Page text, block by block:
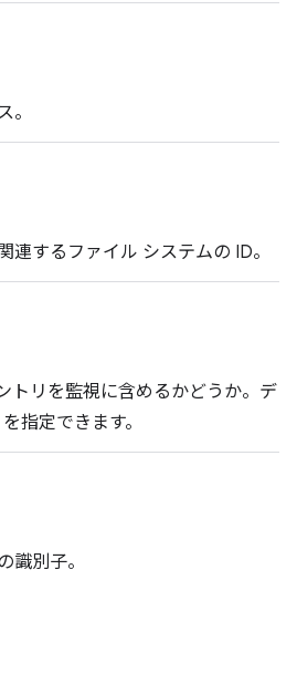
。
連するファイル システムの ID。
トリを監視に含めるかどうか。デ
指定できます。
識別子。